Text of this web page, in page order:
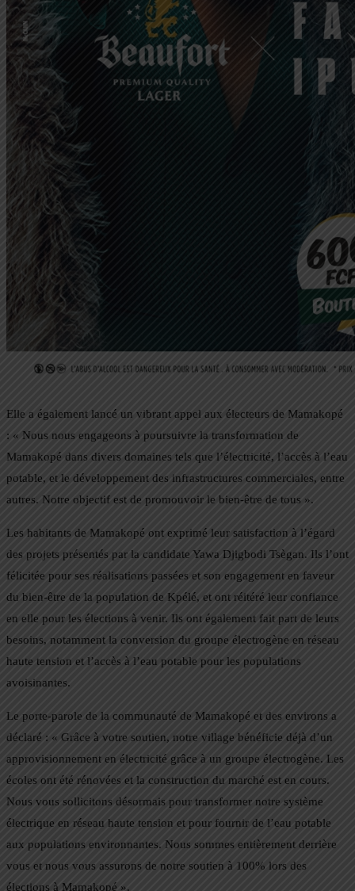
Elle a également lancé un vibrant appel aux électeurs de Mamakopé
: « Nous nous engageons à poursuivre la transformation de
Mamakopé dans divers domaines tels que l’électricité, l’accès à l’eau
potable, et le développement des infrastructures commerciales, entre
autres. Notre objectif est de promouvoir le bien-être de tous ».
Les habitants de Mamakopé ont exprimé leur satisfaction à l’égard
des projets présentés par la candidate Yawa Djigbodi Tsègan. Ils l’ont
félicitée pour ses réalisations passées et son engagement en faveur
du bien-être de la population de Kpélé, et ont réitéré leur confiance
en elle pour les élections à venir. Ils ont également fait part de leurs
besoins, notamment la conversion du groupe électrogène en réseau
haute tension et l’accès à l’eau potable pour les populations
avoisinantes.
Le porte-parole de la communauté de Mamakopé et des environs a
déclaré : « Grâce à votre soutien, notre village bénéficie déjà d’un
approvisionnement en électricité grâce à un groupe électrogène. Les
écoles ont été rénovées et la construction du marché est en cours.
Nous vous sollicitons désormais pour transformer notre système
électrique en réseau haute tension et pour fournir de l’eau potable
aux populations environnantes. Nous sommes entièrement derrière
vous et nous vous assurons de notre soutien à 100% lors des
élections à Mamakopé ».